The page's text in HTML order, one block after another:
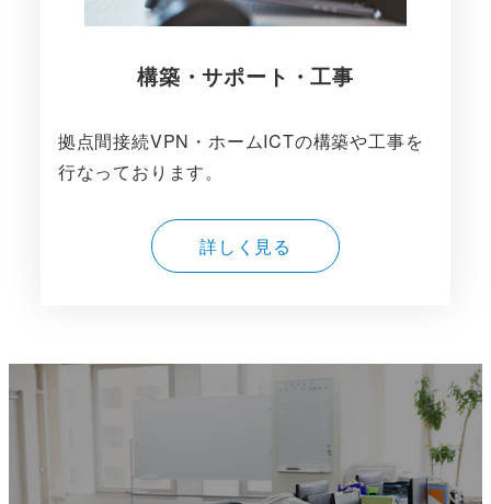
構築・サポート・工事
拠点間接続VPN・ホームICTの構築や工事を
行なっております。
詳しく見る